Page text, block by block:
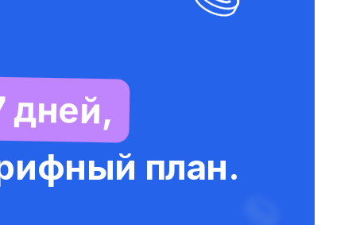
дней,
план.